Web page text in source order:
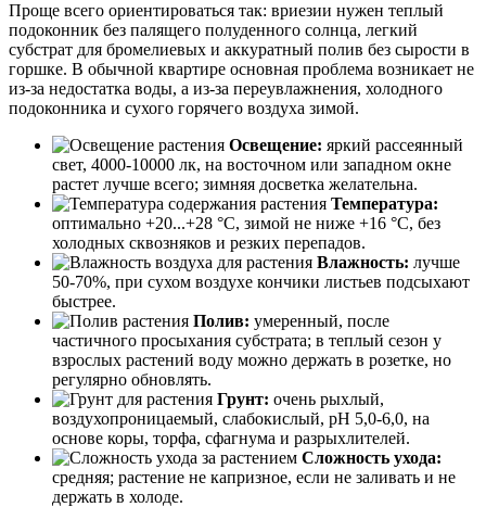
Проще всего ориентироваться так: вриезии нужен теплый
подоконник без палящего полуденного солнца, легкий
субстрат для бромелиевых и аккуратный полив без сырости в
горшке. В обычной квартире основная проблема возникает не
из-за недостатка воды, а из-за переувлажнения, холодного
подоконника и сухого горячего воздуха зимой.
Освещение: яркий рассеянный
свет, 4000-10000 лк, на восточном или западном окне
растет лучше всего; зимняя досветка желательна.
Температура:
оптимально +20...+28 °C, зимой не ниже +16 °C, без
холодных сквозняков и резких перепадов.
Влажность: лучше
50-70%, при сухом воздухе кончики листьев подсыхают
быстрее.
Полив: умеренный, после
частичного просыхания субстрата; в теплый сезон у
взрослых растений воду можно держать в розетке, но
регулярно обновлять.
Грунт: очень рыхлый,
воздухопроницаемый, слабокислый, pH 5,0-6,0, на
основе коры, торфа, сфагнума и разрыхлителей.
Сложность ухода:
средняя; растение не капризное, если не заливать и не
держать в холоде.